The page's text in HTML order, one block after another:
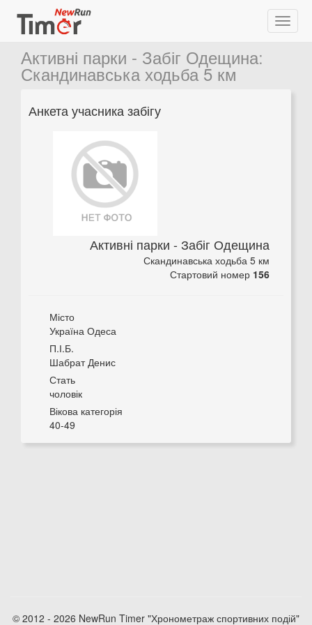
Активні парки - Забіг Одещина:
Скандинавська ходьба 5 км
Анкета учасника забігу
Активні парки - Забіг Одещина
Скандинавська ходьба 5 км
Стартовий номер 156
Місто
Україна Одеса
П.І.Б.
Шабрат Денис
Стать
чоловік
Вікова категорія
40-49
© 2012 - 2026 NewRun Timer "Хронометраж спортивних подій"